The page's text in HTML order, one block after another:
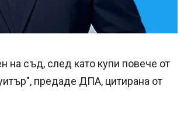
съд, след като купи повече от
предаде ДПА, цитирана от